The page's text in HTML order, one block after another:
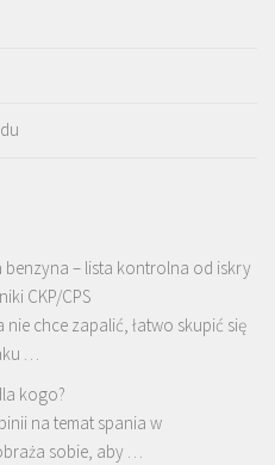
benzyna – lista kontrolna od iskry
CKP/CPS
chce zapalić, łatwo skupić się
…
kogo?
na temat spania w
sobie, aby …